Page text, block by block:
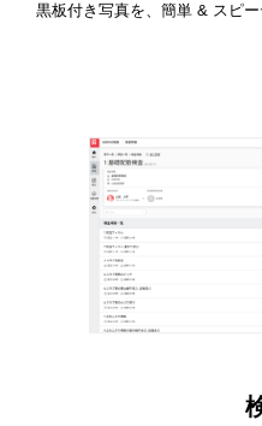
黒板付き写真を、簡単 & スピ